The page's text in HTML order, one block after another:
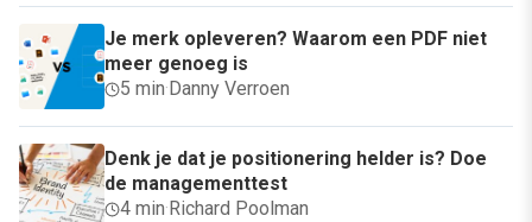
Je merk opleveren? Waarom een PDF niet
meer genoeg is
5 min· Danny Verroen
Denk je dat je positionering helder is? Doe
de managementtest
4 min· Richard Poolman